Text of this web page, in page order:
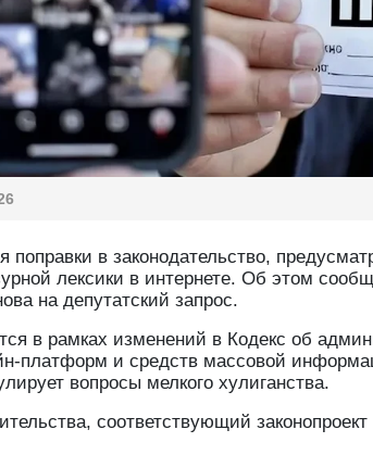
поправки в законодательство,
лексики в интернете. Об этом
на депутатский запрос.
в рамках изменений в Кодекс об
платформ и средств массовой
вопросы мелкого хулиганства.
соответствующий